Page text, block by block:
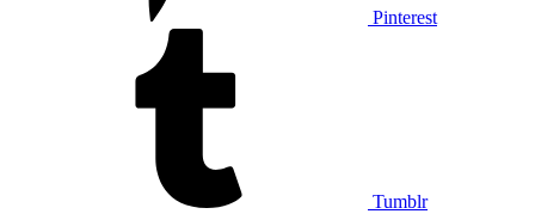
Pinterest
Tumblr